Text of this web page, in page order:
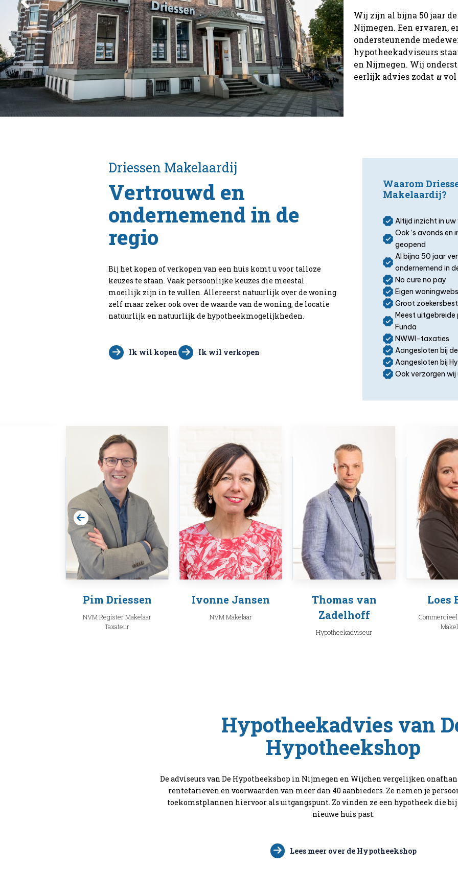
Wij zijn al bijna 50 jaar
Nijmegen. Een ervaren,
ondersteunende
hypotheekadviseurs
en Nijmegen. Wij
eerlijk advies zodat uvol
Vertrouwd en
ondernemend in de
regio
Driessen Makelaardij
Bij het kopen of verkopen van een huis komt u voor talloze
keuzes te staan. Vaak persoonlijke keuzes die meestal
moeilijk zijn in te vullen. Allereerst natuurlijk over de woning
zelf maar zeker ook over de waarde van de woning, de locatie
natuurlijk en natuurlijk de hypotheekmogelijkheden.
Ik wil kopen Ik wil verkopen
Waarom
Makelaardij?
Altijd inzicht in
Ook ’s avonds en
geopend
Al bijna 50 jaar
ondernemend in
No cure no pay
Eigen
Groot
Meest
Funda
NWWI-taxaties
Aangesloten bij
Aangesloten bij
Ook verzorgen
Pim Driessen
NVM Register Makelaar
Taxateur
Ivonne Jansen
NVM Makelaar
Thomas van
Zadelhoff
Hypotheekadviseur
Loes
Hypotheekadvies van
Hypotheekshop
De adviseurs van De Hypotheekshop in Nijmegen en Wijchen vergelijken
rentetarieven en voorwaarden van meer dan 40 aanbieders. Ze nemen je
toekomstplannen hiervoor als uitgangspunt. Zo vinden ze een hypotheek die
nieuwe huis past.
Lees meer over de Hypotheekshop